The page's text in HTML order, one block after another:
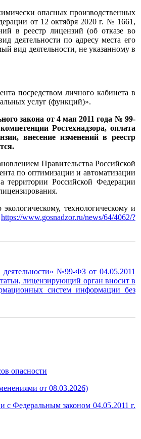
опасных производственных
от 12 октября 2020 г. № 1661,
в реестр лицензий (об отказе во
деятельности по адресу места его
вид деятельности, не указанному в
посредством личного кабинета в
услуг (функций)».
закона от 4 мая 2011 года № 99-
Ростехнадзора, оплата
внесение изменений в реестр
Правительства Российской
по оптимизации и автоматизации
территории Российской Федерации
технологическому и
https://www.gosnadzor.ru/news/64/4062/?
№99-ФЗ от 04.05.2011
лицензирующий орган вносит в
систем информации без
опасности
от 08.03.2026)
с Федеральным законом 04.05.2011 г.